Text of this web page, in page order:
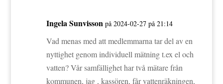
Ingela Sunvisson på 2024-02-27 på 21:14
Vad menas med att medlemmarna tar del av en
nyttighet genom individuell mätning t.ex el och
vatten? Vår samfällighet har två mätare från
kommunen, jag , kassören, får vattenräkningen,